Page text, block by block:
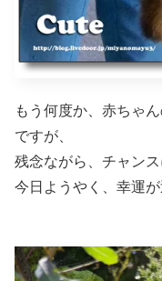
もう何度か、赤ちゃ
ですが、
残念ながら、チャンス
今日ようやく、幸運が